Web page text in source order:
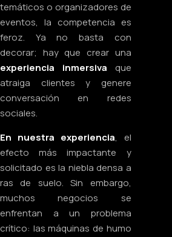
temáticos o organizadores de
eventos, la competencia es
feroz. Ya no basta con
decorar; hay que crear una
experiencia inmersiva que
atraiga clientes y genere
conversación en redes
sociales.
En nuestra experiencia, el
efecto más impactante y
solicitado es la niebla densa a
ras de suelo. Sin embargo,
muchos negocios se
enfrentan a un problema
crítico: las máquinas de humo